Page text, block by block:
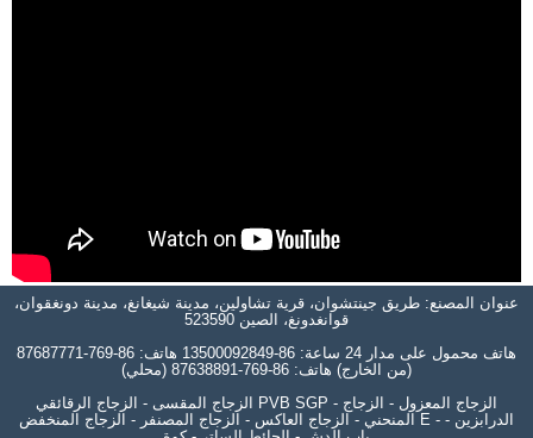
عنوان المصنع: طريق جينتشوان، قرية تشاولين، مدينة شيغانغ، مدينة دونغقوان،
قوانغدونغ، الصين 523590
هاتف محمول على مدار 24 ساعة: 86-13500092849 هاتف: 86-769-87687771
(من الخارج) هاتف: 86-769-87638891 (محلي)
الزجاج المقسى - الزجاج الرقائقي PVB SGP - الزجاج المعزول - الزجاج
المنحني - الزجاج العاكس - الزجاج المصنفر - الزجاج المنخفض E - الدرابزين -